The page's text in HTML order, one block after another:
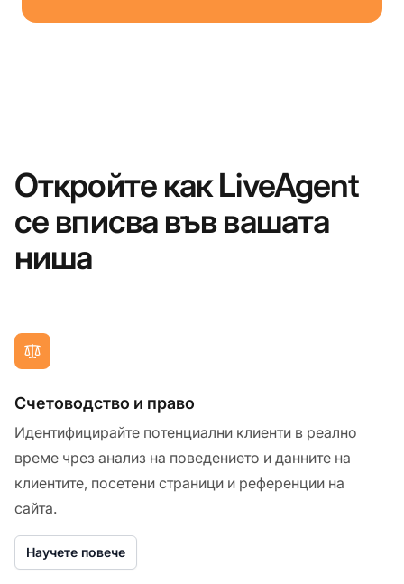
Откройте как LiveAgent
се вписва във вашата
ниша
Счетоводство и право
Идентифицирайте потенциални клиенти в реално
време чрез анализ на поведението и данните на
клиентите, посетени страници и референции на
сайта.
Научете повече